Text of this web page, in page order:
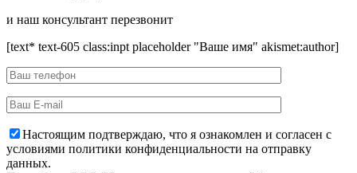
и наш консультант перезвонит
[text* text-605 class:inpt placeholder "Ваше имя" akismet:author]
Настоящим подтверждаю, что я ознакомлен и согласен с
условиями политики конфиденциальности на отправку
данных.